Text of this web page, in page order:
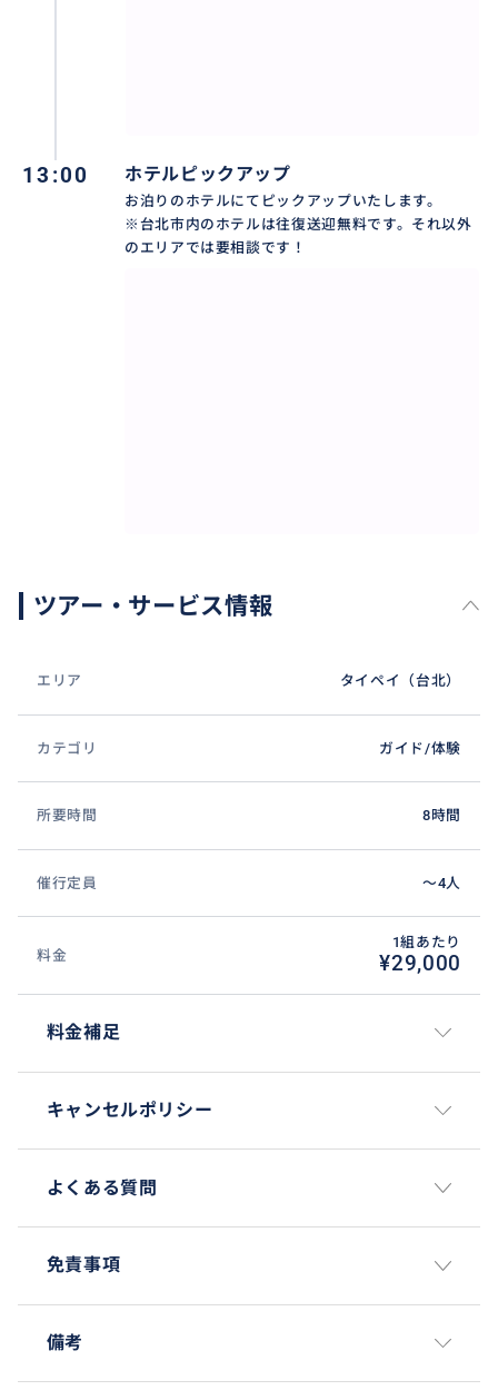
13:00 ホテルピックアップ
お泊りのホテルにてピックアップいたします。
※台北市内のホテルは往復送迎無料です。それ以外
のエリアでは要相談です！
ツアー・サービス情報
エリア タイペイ（台北）
カテゴリ ガイド/体験
所要時間 8時間
催行定員 〜4人
料金
1組あたり
¥29,000
料金補足
キャンセルポリシー
よくある質問
免責事項
備考